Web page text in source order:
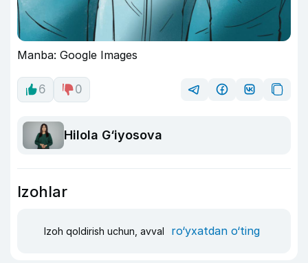
Manba: Google Images
6 0
Hilola G‘iyosova
Izohlar
Izoh qoldirish uchun, avval ro‘yxatdan o‘ting